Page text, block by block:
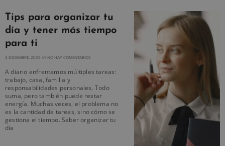
Tips para organizar tu
día y tener más tiempo
para ti
3 DICIEMBRE, 2025 NO HAY COMENTARIOS
A diario enfrentamos múltiples tareas:
trabajo, casa, familia y
responsabilidades personales. Todo
suma, pero también puede restar
energía. Muchas veces, el problema no
es la cantidad de tareas, sino cómo se
gestiona el tiempo. Saber organizar tu
día